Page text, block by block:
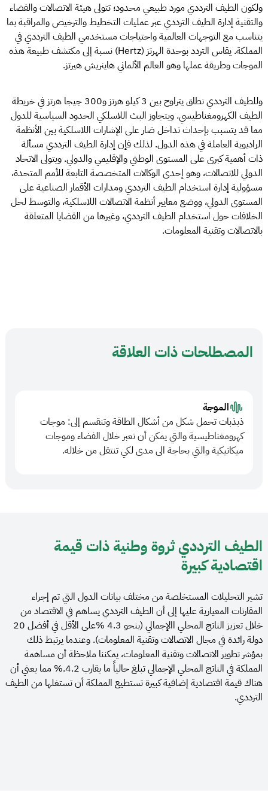
ولكون الطيف الترددي مورد طبيعي محدود؛ تتولى هيئة الاتصالات والفضاء
والتقنية إدارة الطيف الترددي عبر عمليات التخطيط والترخيص والمراقبة بما
يتناسب مع التوجهات العالمية واحتياجات مستخدمي الطيف الترددي في
المملكة. يقاس التردد بوحدة الهرتز (Hertz) نسبة إلى مكتشف طبيعة هذه
الموجات وطريقة عملها وهو العالم الألماني هاينريش هيرتز.
وللطيف الترددي نطاق يتراوح بين 3 كيلو هرتز و300 جيجا هرتز في خريطة
الطيف الكهرومغناطيسي. ويتجاوز البث اللاسلكي الحدود السياسية للدول
مما قد يتسبب بإحداث تداخل ضار على الإشارات اللاسلكية بين الأنظمة
الراديوية العاملة في هذه الدول. لذلك فإن إدارة الطيف الترددي مسألة
ذات أهمية كبرى على المستوى الوطني والإقليمي والدولي. ويتولى الاتحاد
الدولي للاتصالات، وهو إحدى الوكالات المتخصصة التابعة للأمم المتحدة،
مسؤولية إدارة استخدام الطيف الترددي ومدارات الأقمار الصناعية على
المستوى الدولي، ووضع معايير أنظمة الاتصالات اللاسلكية، والتوسط لحل
الخلافات حول استخدام الطيف الترددي، وغيرها من القضايا المتعلقة
بالاتصالات وتقنية المعلومات.
المصطلحات ذات العلاقة
الموجة
ذبذبات تحمل شكل من أشكال الطاقة وتنقسم إلى: موجات
كهرومغناطيسية والتي يمكن أن تعبر خلال الفضاء وموجات
ميكانيكية والتي بحاجة الى مدى لكي تنتقل من خلاله.
الطيف الترددي ثروة وطنية ذات قيمة
اقتصادية كبيرة
تشير التحليلات المستخلصة من مختلف بيانات الدول التي تم إجراء
المقارنات المعيارية عليها إلى أن الطيف الترددي يساهم في الاقتصاد من
خلال تعزيز الناتج المحلي اا​لإجمالي (بنحو 4.3 %على الأقل في أفضل 20
دولة رائدة في مجال الاتصالات وتقنية المعلومات). وعندما يرتبط ذلك
بمؤشر تطوير الاتصالات وتقنية المعلومات​، يمكننا ملا​حظة أن مساهمة
المملكة في الناتج المحلي الإجمالي تبلغ حالياً ما يقارب 4.2.% مما يعني أن
هناك قيمة اقتصادية إضافية كبيرة تستطيع المملكة أن تستغلها من الطيف
الترددي.